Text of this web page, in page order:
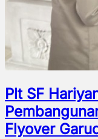
Plt SF
Flyover